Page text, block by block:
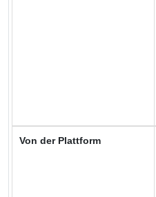
Von der Plattform